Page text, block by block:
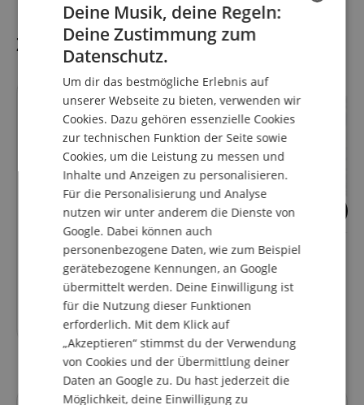
Zubehör
4
Lust auf E-Gitarre,
Akustikgitarre & Bass
19,95€
Thermometer
FRENCH
SPANISH
Deine Musik, deine Regeln:
Deine Zustimmung zum
Datenschutz.
Um dir das bestmögliche Erlebnis auf
unserer Webseite zu bieten, verwenden wir
Cookies. Dazu gehören essenzielle Cookies
zur technischen Funktion der Seite sowie
Cookies, um die Leistung zu messen und
Inhalte und Anzeigen zu personalisieren.
Für die Personalisierung und Analyse
nutzen wir unter anderem die Dienste von
Google. Dabei können auch
personenbezogene Daten, wie zum Beispiel
gerätebezogene Kennungen, an Google
übermittelt werden. Deine Einwilligung ist
für die Nutzung dieser Funktionen
erforderlich. Mit dem Klick auf
„Akzeptieren“ stimmst du der Verwendung
von Cookies und der Übermittlung deiner
Daten an Google zu. Du hast jederzeit die
Möglichkeit, deine Einwilligung zu